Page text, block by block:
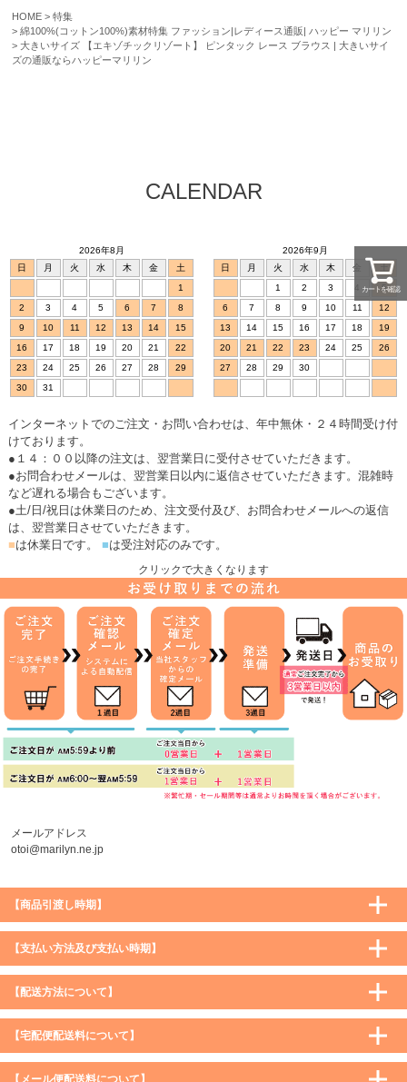
カートを確認
HOME
特集
綿100%(コットン100%)素材特集 ファッション|レディース通販| ハッピー マリリン
大きいサイズ 【エキゾチックリゾート】 ピンタック レース ブラウス | 大きいサイ
ズの通販ならハッピーマリリン
CALENDAR
2026年8月
日
月 火 水 木 金
土
1
2
3 4 5 6 7
8
9
10 11 12 13 14
15
16
17 18 19 20 21
22
23
24 25 26 27 28
29
30
31
2026年9月
日
月 火 水 木 金
1
2 3 4
5
6
7 8 9 10 11
12
13
14 15 16 17 18
19
20
21 22 23 24 25
26
27
28 29 30
インターネットでのご注文・お問い合わせは、年中無休・２４時間受け付
けております。
●１４：００以降の注文は、翌営業日に受付させていただきます。
●お問合わせメールは、翌営業日以内に返信させていただきます。混雑時
など遅れる場合もございます。
●土/日/祝日は休業日のため、注文受付及び、お問合わせメールへの返信
は、翌営業日させていただきます。
■は休業日です。 ■は受注対応のみです。
クリックで大きくなります
メールアドレス
otoi@marilyn.ne.jp
【商品引渡し時期】
【支払い方法及び支払い時期】
【配送方法について】
【宅配便配送料について】
購入価格 ／ 地域 通常 沖縄・離島など一部地域
【メール便配送料について】